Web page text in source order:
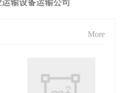
输设备运输公司
More